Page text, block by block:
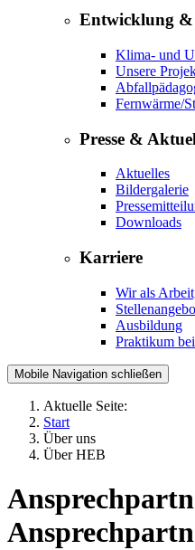
Entwicklung
Klima- und
Unsere
Fernwärme/
Presse &
Aktuelles
Bildergalerie
Downloads
Karriere
Wir als
Ausbildung
Praktikum
Mobile Navigation schließen
Aktuelle Seite:
Start
Über uns
Über HEB